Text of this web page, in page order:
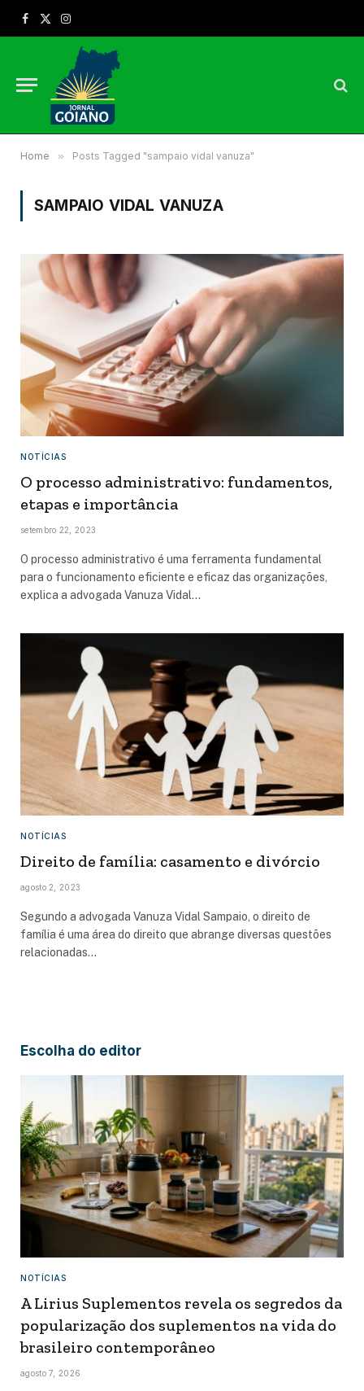
Facebook
X
Instagram
Home » Posts Tagged "sampaio vidal vanuza"
SAMPAIO VIDAL VANUZA
NOTÍCIAS
O processo administrativo: fundamentos,
etapas e importância
setembro 22, 2023
O processo administrativo é uma ferramenta fundamental
para o funcionamento eficiente e eficaz das organizações,
explica a advogada Vanuza Vidal…
NOTÍCIAS
Direito de família: casamento e divórcio
agosto 2, 2023
Segundo a advogada Vanuza Vidal Sampaio, o direito de
família é uma área do direito que abrange diversas questões
relacionadas…
Escolha do editor
NOTÍCIAS
A Lirius Suplementos revela os segredos da
popularização dos suplementos na vida do
brasileiro contemporâneo
agosto 7, 2026